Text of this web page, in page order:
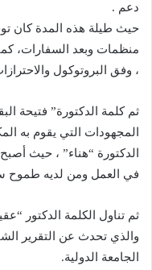
دعم .
حيث طيلة هذه المدة كان
منظمات وبعد السفارات،
، وفق البروتوكول
ثم كلمة الدكتورة” فتيحة
المجهودات التي يقوم به
الدكتورة “هناء” ، حيث
في العمل ومن لديه طموح
ثم تناول الكلمة الدكتور
والذي تحدث عن التقرير
الجامعة الدولية.